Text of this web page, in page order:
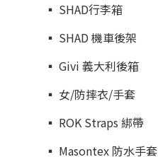
▪︎ SHAD行李箱
▪︎ SHAD 機車後架
▪︎ Givi 義大利後箱
▪︎ 女/防摔衣/手套
▪︎ ROK Straps 綁帶
▪︎ Masontex 防水手套